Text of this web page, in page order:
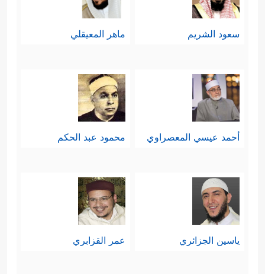
سعود الشريم ماهر المعيقلي
أحمد عيسي المعصراوي محمود عبد الحكم
ياسين الجزائري عمر القزابري